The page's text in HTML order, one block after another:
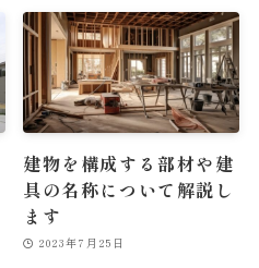
建物を構成する部材や建
具の名称について解説し
ます
2023年7月25日